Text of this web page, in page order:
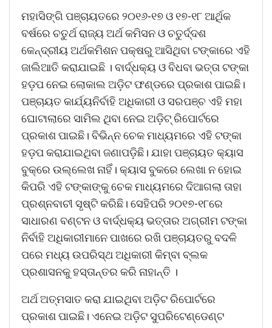
ମହାସିଙ୍ଗି ପଞ୍ଚାୟତରେ ୨୦୧୬-୧୭ ଓ ୧୭-୧୮ ଆର୍ଥିକ
ବର୍ଷରେ ଚତୁର୍ଥ ରାଜ୍ୟ ଅର୍ଥ କମିସନ ଓ ଚତୁର୍ଦ୍ଦଶ
କେନ୍ଦ୍ରୀୟ ଅର୍ଥକମିଶନ ପକ୍ଷରୁ ଆସିଥିବା ଟଙ୍କାରେ ଏହି
ଜାଲିଆତି କରାଯାଇଛି । ବାର୍ଦ୍ଧକ୍ୟ ଓ ବିଧବା ଭତ୍ତା ଟଙ୍କା
ହଡ଼ପ ନେଇ ଲୋକାଲ ଅଡ଼ିଟ ଫଣ୍ଡରେ ପ୍ରକାଶ ପାଇଛି।
ପଞ୍ଚାୟତ କାର୍ଯ୍ୟନିର୍ବାହି ଅଧିକାରୀ ଓ ସରପଞ୍ଚ ଏହି ମହା
ଘୋଟାଲାରେ ସାମିଲ ଥିବା ନେଇ ଅଡ଼ିଟ୍‌ ରିପୋର୍ଟରେ
ପ୍ରକାଶ ପାଇଛି। ବିଭିନ୍ନ ଚେକ ମାଧ୍ୟମରେ ଏହି ଟଙ୍କା
ହଡ଼ପ କରାଯାଇଥିବା ଜଣାପଡ଼ିଛି। ଯାହା ପଞ୍ଚାୟତ କ୍ୟାସ
ବୁକ୍‌ରେ ଉଲ୍ଲେଖ ନାହିଁ। କ୍ୟାସ ବୁକରେ ଲେଖା ନ ହୋଇ
କିପରି ଏହି ଟଙ୍କାଙ୍କୁ ଚେକ ମାଧ୍ୟମରେ ଦିଆଗଲା ତାହା
ପ୍ରଶ୍ନବାଚୀ ସୃଷ୍ଟି କରିଛି। ସେହିପରି ୨୦୧୭-୧୮ରେ
ସାଧାରଣ ବଣ୍ଟନ ଓ ବାର୍ଦ୍ଧକ୍ୟ ଭତ୍ତାର ଅଗ୍ରୀମ ଟଙ୍କା
ନିର୍ବାହି ଅଧିକାରୀମାନେ ପାଖରେ ରଖି ପଞ୍ଚାୟତରୁ ବଦଳି
ପରେ ମଧ୍ୟ ଉପରିସ୍ଥ ଅଧିକାରୀ କିମ୍ବା ବ୍ଲକ
ପ୍ରଶାସନକୁ ହସ୍ତାନ୍ତର କରି ନାହାନ୍ତି ।
ଅର୍ଥ ଅତ୍ମସାତ କରା ଯାଇଥିବା ଅଡ଼ିଟ ରିପୋର୍ଟରେ
ପ୍ରକାଶ ପାଇଛି। ଏନେଇ ଅଡ଼ିଟ ସୁପରିଟେଣ୍ଡେଣ୍ଟ